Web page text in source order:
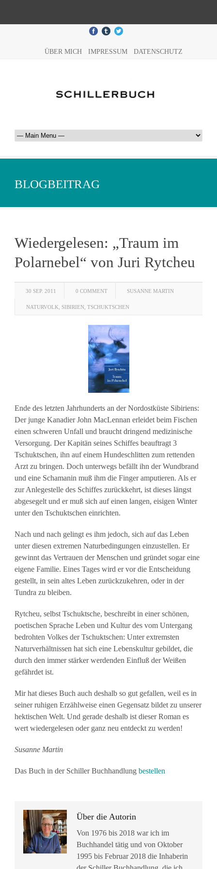
ÜBER MICH IMPRESSUM DATENSCHUTZ
BLOGBEITRAG
Wiedergelesen: „Traum im
Polarnebel“ von Juri Rytcheu
30 SEP. 2011 0 COMMENT SUSANNE MARTIN
NATURVOLK SIBIRIEN TSCHUKTSCHEN
Ende des letzten Jahrhunderts an der Nordostküste Sibiriens:
Der junge Kanadier John MacLennan erleidet beim Fischen
einen schweren Unfall und braucht dringend medizinische
Versorgung. Der Kapitän seines Schiffes beauftragt 3
Tschuktschen, ihn auf einem Hundeschlitten zum rettenden
Arzt zu bringen. Doch unterwegs befällt ihn der Wundbrand
und eine Schamanin muß ihm die Finger amputieren. Als er
zur Anlegestelle des Schiffes zurückkehrt, ist dieses längst
abgesegelt und er muß sich auf einen langen, eisigen Winter
unter den Tschuktschen einrichten.
Nach und nach gelingt es ihm jedoch, sich auf das Leben
unter diesen extremen Naturbedingungen einzustellen. Er
gewinnt das Vertrauen der Menschen und gründet sogar eine
eigene Familie. Eines Tages wird er vor die Entscheidung
gestellt, in sein altes Leben zurückzukehren, oder in der
Tundra zu bleiben.
Rytcheu, selbst Tschuktsche, beschreibt in einer schönen,
poetischen Sprache Leben und Kultur des vom Untergang
bedrohten Volkes der Tschuktschen: Unter extremsten
Naturverhältnissen hat sich eine Lebenskultur gebildet, die
durch den immer stärker werdenden Einfluß der Weißen
gefährdet ist.
Mir hat dieses Buch auch deshalb so gut gefallen, weil es in
seiner ruhigen Erzählweise einen Gegensatz bildet zu unserer
hektischen Welt. Und gerade deshalb ist dieser Roman es
wert wiedergelesen oder ganz neu entdeckt zu werden!
Susanne Martin
Das Buch in der Schiller Buchhandlung bestellen
Über die Autorin
Von 1976 bis 2018 war ich im
Buchhandel tätig und von Oktober
1995 bis Februar 2018 die Inhaberin